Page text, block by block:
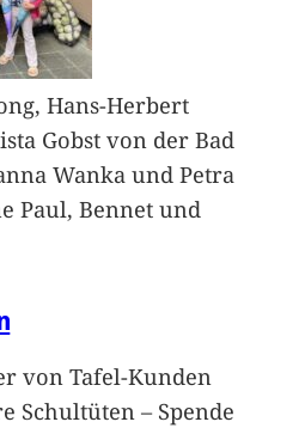
Hans-Herbert
Gobst von der Bad
Wanka und Petra
Paul, Bennet und
von Tafel-Kunden
Schultüten – Spende